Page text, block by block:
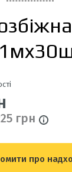
грн
про